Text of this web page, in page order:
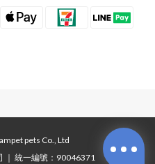
pets Co., Ltd
｜ 統一編號：90046371